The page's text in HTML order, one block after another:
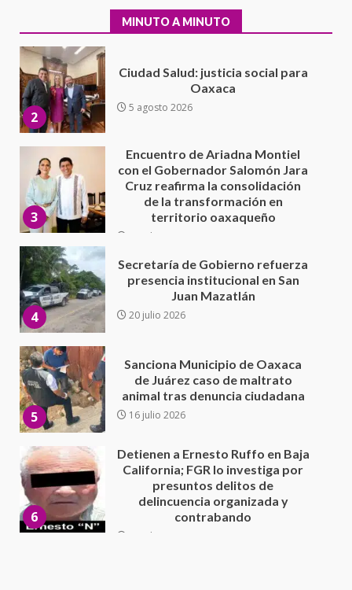
MINUTO A MINUTO
5 agosto 2026
3
con el Gobernador Salomón Jara
Cruz reafirma la consolidación
de la transformación en
4
Secretaría de Gobierno refuerza
presencia institucional en San
Juan Mazatlán
20 julio 2026
5
Sanciona Municipio de Oaxaca
de Juárez caso de maltrato
animal tras denuncia ciudadana
16 julio 2026
6
California; FGR lo investiga por
presuntos delitos de
delincuencia organizada y
contrabando
7
Sin paso carretera Oaxaca-
Cuacnopalan
26 junio 2026